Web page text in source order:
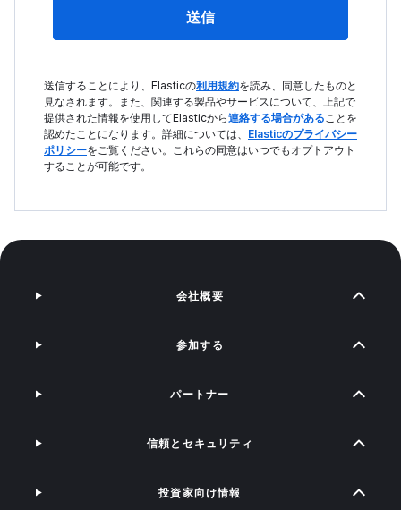
送信
送信することにより、Elasticの利用規約を読み、同意したものと
見なされます。また、関連する製品やサービスについて、上記で
提供された情報を使用してElasticから連絡する場合があることを
認めたことになります。詳細については、 Elasticのプライバシー
ポリシーをご覧ください。これらの同意はいつでもオプトアウト
することが可能です。
会社概要
参加する
パートナー
信頼とセキュリティ
投資家向け情報